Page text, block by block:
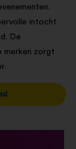
intocht
De
merken zorgt